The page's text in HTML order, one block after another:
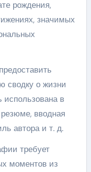
рождения,
значимых
сводку о жизни
использована в
вводная
автора и т. д.
требует
моментов из